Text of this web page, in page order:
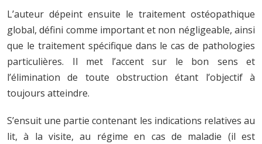
L’auteur dépeint ensuite le traitement ostéopathique
global, défini comme important et non négligeable, ainsi
que le traitement spécifique dans le cas de pathologies
particulières. Il met l’accent sur le bon sens et
l’élimination de toute obstruction étant l’objectif à
toujours atteindre.
S’ensuit une partie contenant les indications relatives au
lit, à la visite, au régime en cas de maladie (il est